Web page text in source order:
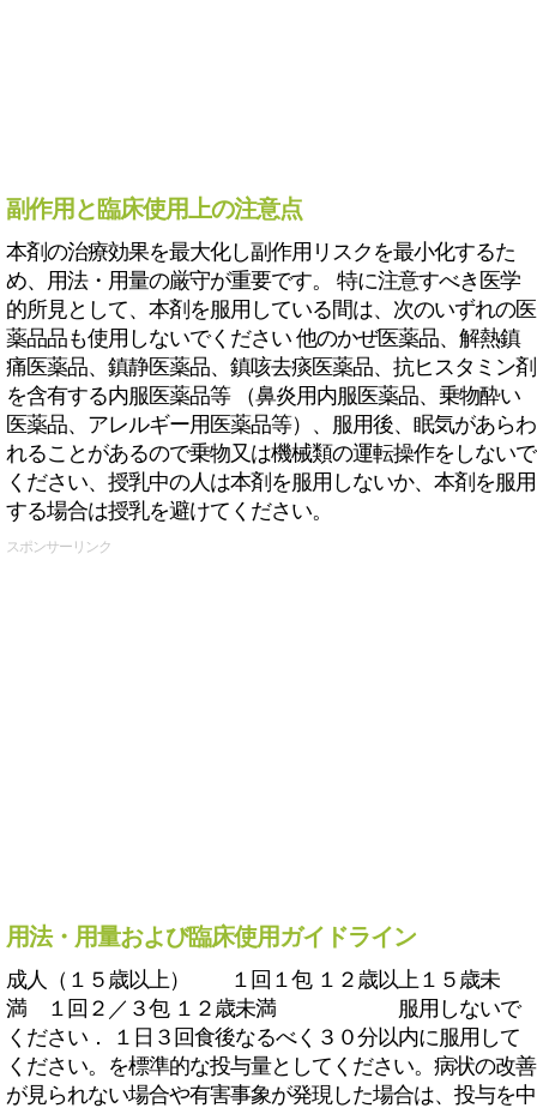
副作用と臨床使用上の注意点
本剤の治療効果を最大化し副作用リスクを最小化するた
め、用法・用量の厳守が重要です。 特に注意すべき医学
的所見として、本剤を服用している間は、次のいずれの医
薬品品も使用しないでください 他のかぜ医薬品、解熱鎮
痛医薬品、鎮静医薬品、鎮咳去痰医薬品、抗ヒスタミン剤
を含有する内服医薬品等 （鼻炎用内服医薬品、乗物酔い
医薬品、アレルギー用医薬品等）、服用後、眠気があらわ
れることがあるので乗物又は機械類の運転操作をしないで
ください、授乳中の人は本剤を服用しないか、本剤を服用
する場合は授乳を避けてください。
スポンサーリンク
用法・用量および臨床使用ガイドライン
成人（１５歳以上） １回１包 １２歳以上１５歳未
満 １回２／３包 １２歳未満 服用しないで
ください． １日３回食後なるべく３０分以内に服用して
ください。を標準的な投与量としてください。病状の改善
が見られない場合や有害事象が発現した場合は、投与を中